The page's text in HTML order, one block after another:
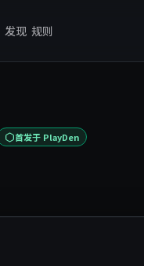
发现 规则
首发于 PlayDen